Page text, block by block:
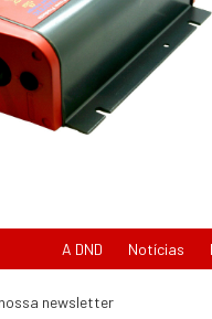
A DND Notícias
newsletter